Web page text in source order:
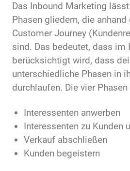
Das Inbound Marketing
Phasen gliedern, die
Customer Journey
sind. Das bedeutet, dass im
berücksichtigt wird, dass
unterschiedliche Phasen in
durchlaufen. Die vier
Interessenten anwerben
Interessenten zu Kunden
Verkauf abschließen
Kunden begeistern